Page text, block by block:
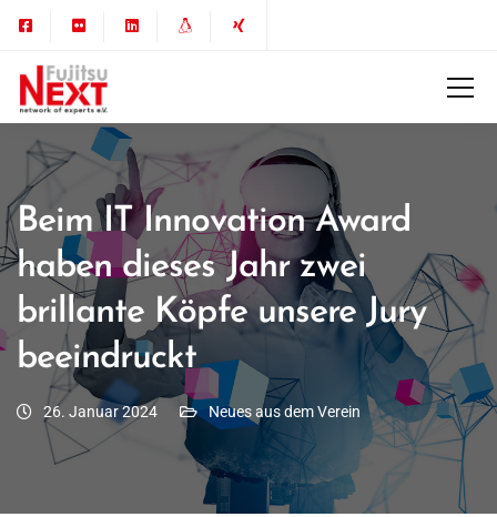
Beim IT Innovation Award
haben dieses Jahr zwei
brillante Köpfe unsere Jury
beeindruckt
26. Januar 2024 Neues aus dem Verein